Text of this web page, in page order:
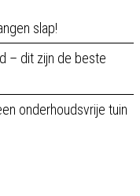
slap!
– dit zijn de beste
onderhoudsvrije tuin